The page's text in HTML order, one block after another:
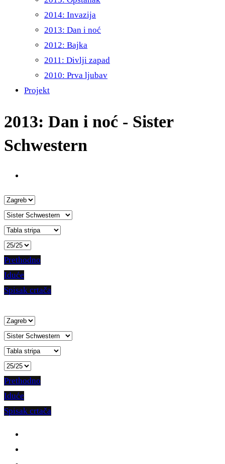
2014: Invazija
2013: Dan i noć
2012: Bajka
2011: Divlji zapad
2010: Prva ljubav
Projekt
2013: Dan i noć - Sister
Schwestern
Prethodno
Iduće
Spisak crtača
Prethodno
Iduće
Spisak crtača